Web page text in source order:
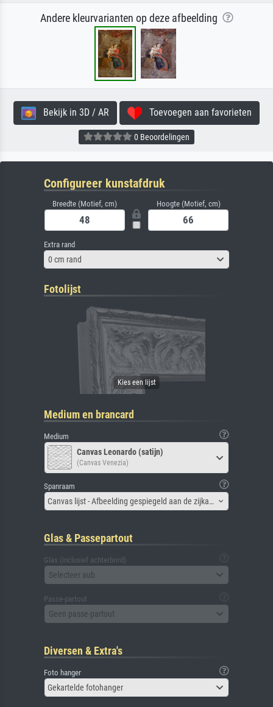
Andere kleurvarianten op deze afbeelding
Bekijk in 3D / AR Toevoegen aan favorieten
0 Beoordelingen
Configureer kunstafdruk
Breedte (Motief, cm) Hoogte (Motief, cm)
Extra rand
0 cm rand
Fotolijst
Medium en brancard
Medium
Canvas Leonardo (satijn)
(Canvas Venezia)
Spanraam
Canvas lijst - Afbeelding gespiegeld aan de zijkant
Glas & Passepartout
Glas (inclusief achterbord)
Selecteer aub
Passe-partout
Geen passe-partout
Diversen & Extra's
Foto hanger
Gekartelde fotohanger